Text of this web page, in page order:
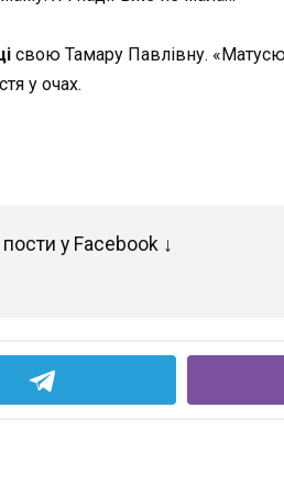
свою Тамару Павлівну. «Матусю
у очах.
у Facebook ↓